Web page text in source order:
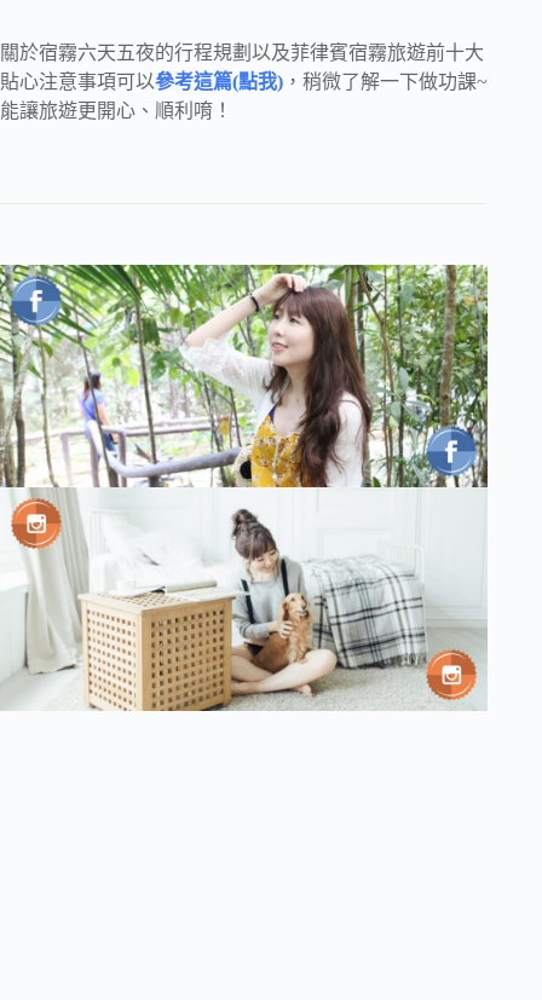
關於宿霧六天五夜的行程規劃以及菲律賓宿霧旅遊前十大
貼心注意事項可以參考這篇(點我) ，稍微了解一下做功課~
能讓旅遊更開心、順利唷！